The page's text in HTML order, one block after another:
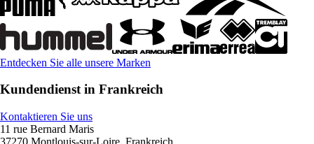
Entdecken Sie alle unsere Marken
Kundendienst in Frankreich
Kontaktieren Sie uns
11 rue Bernard Maris
37270 Montlouis-sur-Loire, Frankreich